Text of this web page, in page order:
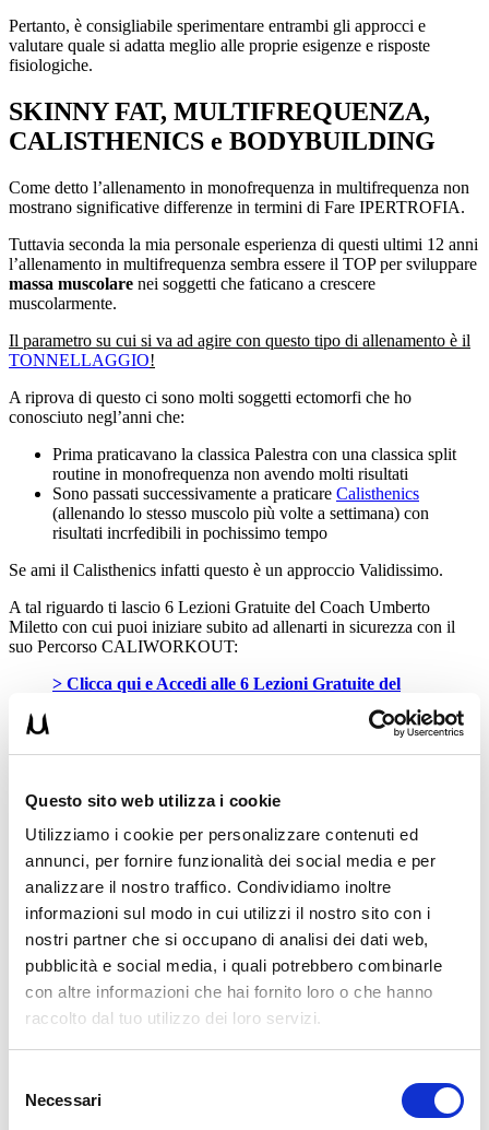
Questo sito web utilizza i cookie
Utilizziamo i cookie per personalizzare contenuti ed
annunci, per fornire funzionalità dei social media e per
analizzare il nostro traffico. Condividiamo inoltre
informazioni sul modo in cui utilizzi il nostro sito con i
nostri partner che si occupano di analisi dei dati web,
pubblicità e social media, i quali potrebbero combinarle
con altre informazioni che hai fornito loro o che hanno
raccolto dal tuo utilizzo dei loro servizi.
delNecessari
Pertanto, è consigliabile sperimentare entrambi gli approcci e
valutare quale si adatta meglio alle proprie esigenze e risposte
fisiologiche.
SKINNY FAT, MULTIFREQUENZA,
CALISTHENICS e BODYBUILDING
Come detto l’allenamento in monofrequenza in multifrequenza non
mostrano significative differenze in termini di Fare IPERTROFIA.
Tuttavia seconda la mia personale esperienza di questi ultimi 12 anni
l’allenamento in multifrequenza sembra essere il TOP per sviluppare
massa muscolare nei soggetti che faticano a crescere
muscolarmente.
Il parametro su cui si va ad agire con questo tipo di allenamento è il
TONNELLAGGIO!
A riprova di questo ci sono molti soggetti ectomorfi che ho
conosciuto negl’anni che:
Prima praticavano la classica Palestra con una classica split
routine in monofrequenza non avendo molti risultati
Sono passati successivamente a praticare Calisthenics
(allenando lo stesso muscolo più volte a settimana) con
risultati incrfedibili in pochissimo tempo
Se ami il Calisthenics infatti questo è un approccio Validissimo.
A tal riguardo ti lascio 6 Lezioni Gratuite del Coach Umberto
Miletto con cui puoi iniziare subito ad allenarti in sicurezza con il
suo Percorso CALIWORKOUT:
> Clicca qui e Accedi alle 6 Lezioni Gratuite del